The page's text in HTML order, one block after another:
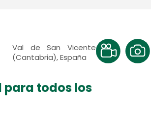
Val de San Vicente
(Cantabria), España
todos los